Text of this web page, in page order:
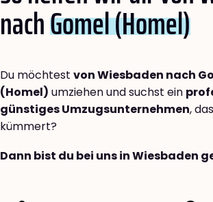
nachGomel (Homel)
Du möchtest von Wiesbaden nach
(Homel) umziehen und suchst ein
günstiges Umzugsunternehmen,
kümmert?
Dann bist du bei uns in Wiesbaden